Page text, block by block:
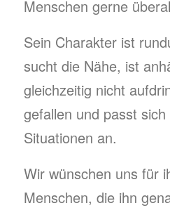
Menschen gerne
Sein Charakter ist
sucht die Nähe, ist
gleichzeitig nicht
gefallen und passt
Situationen an.
Wir wünschen uns für
Menschen, die ihn